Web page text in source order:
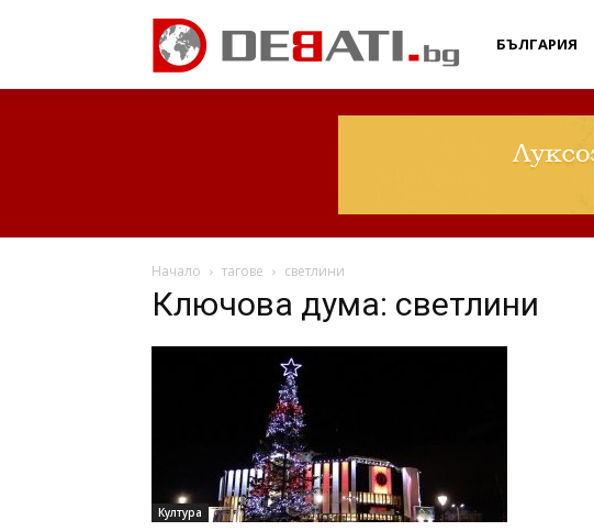
Дебати
БЪЛГАРИЯ
Начало тагове светлини
Ключова дума: светлини
Култура